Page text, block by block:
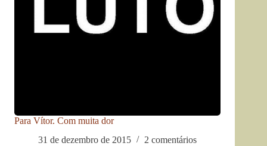
Para Vítor. Com muita dor
31 de dezembro de 2015
2 comentários